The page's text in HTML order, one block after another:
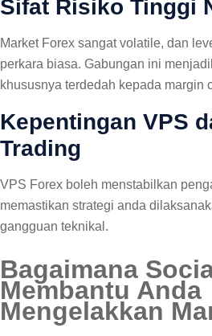
Sifat Risiko Tinggi
Market Forex sangat volatile, dan
perkara biasa. Gabungan ini
khususnya terdedah kepada margin
Kepentingan VPS
Trading
VPS Forex boleh menstabilkan
memastikan strategi anda
gangguan teknikal.
Bagaimana
Membantu Anda
Mengelakkan